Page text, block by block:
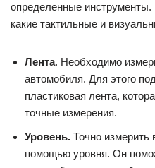
определенные инструменты.
какие тактильные и
Лента. Необходимо
автомобиля. Для этого
пластиковая лента,
точные измерения.
Уровень. Точно
помощью уровня. Он